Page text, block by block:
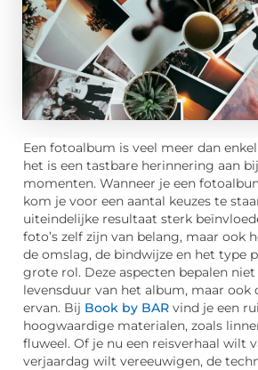
Een fotoalbum is veel meer dan
het is een tastbare herinnering aan
momenten. Wanneer je een
kom je voor een aantal keuzes te
uiteindelijke resultaat sterk
foto’s zelf zijn van belang, maar ook
de omslag, de bindwijze en het type
grote rol. Deze aspecten bepalen niet
levensduur van het album, maar ook
ervan. Bij Book by BAR vind je een
hoogwaardige materialen, zoals
fluweel. Of je nu een reisverhaal wilt
verjaardag wilt vereeuwigen, de